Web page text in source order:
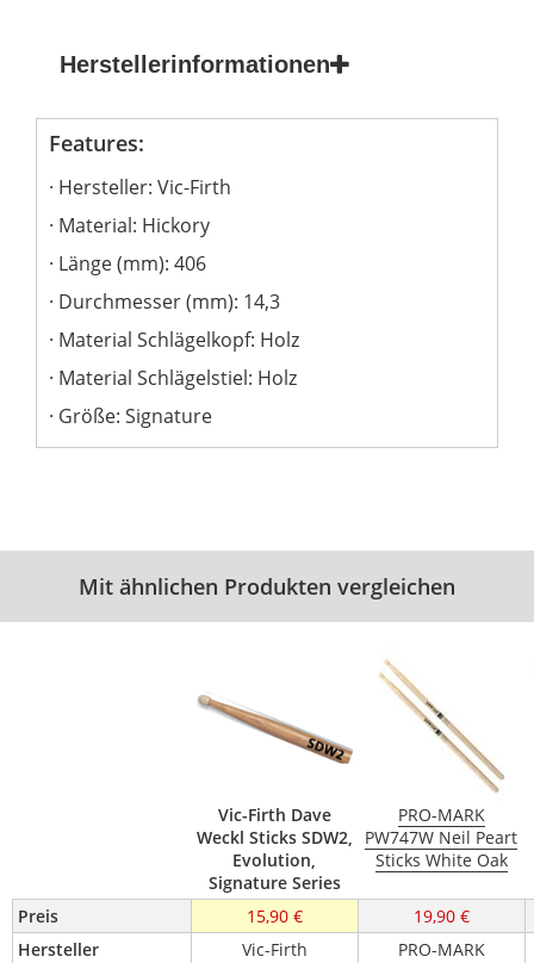
Herstellerinformationen
Features:
Hersteller: Vic-Firth
Material: Hickory
Länge (mm): 406
Durchmesser (mm): 14,3
Material Schlägelkopf: Holz
Material Schlägelstiel: Holz
Größe: Signature
Mit ähnlichen Produkten vergleichen
Vic-Firth Dave
Weckl Sticks SDW2,
Evolution,
Signature Series
PRO-MARK
PW747W Neil Peart
Sticks White Oak
Preis 15,90 €
19,90 €
Hersteller
Vic-Firth PRO-MARK